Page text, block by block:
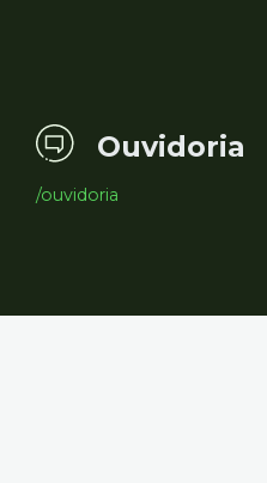
Ouvidoria
/ouvidoria